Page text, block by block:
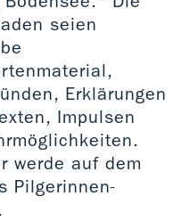
seien
Erklärungen
Impulsen
werde auf dem
Pilgerinnen-